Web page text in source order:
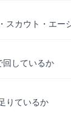
スカウト・エー
回しているか
りているか